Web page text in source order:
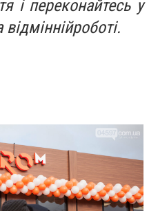
і переконайтесь у
відміннійроботі.